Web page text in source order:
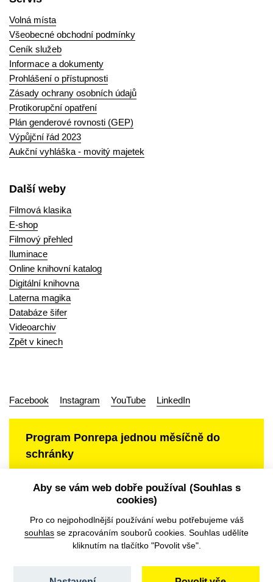
Volná místa
Všeobecné obchodní podmínky
Ceník služeb
Informace a dokumenty
Prohlášení o přístupnosti
Zásady ochrany osobních údajů
Protikorupční opatření
Plán genderové rovnosti (GEP)
Výpůjční řád 2023
Aukční vyhláška - movitý majetek
Další weby
Filmová klasika
E-shop
Filmový přehled
Iluminace
Online knihovní katalog
Digitální knihovna
Laterna magika
Databáze šifer
Videoarchiv
Zpět v kinech
Facebook Instagram YouTube LinkedIn
Program Ponrepa jednou měsíčně do
schránky
Aby se vám web dobře používal (Souhlas s
cookies)
Pro co nejpohodlnější používání webu potřebujeme váš
souhlas se zpracováním souborů cookies. Souhlas udělíte
kliknutím na tlačítko "Povolit vše".